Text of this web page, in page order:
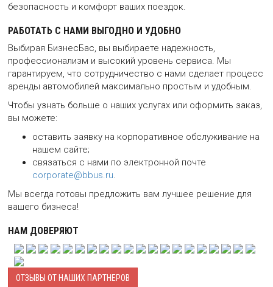
безопасность и комфорт ваших поездок.
РАБОТАТЬ С НАМИ ВЫГОДНО И УДОБНО
Выбирая БизнесБас, вы выбираете надежность,
профессионализм и высокий уровень сервиса. Мы
гарантируем, что сотрудничество с нами сделает процесс
аренды автомобилей максимально простым и удобным.
Чтобы узнать больше о наших услугах или оформить заказ,
вы можете:
оставить заявку на корпоративное обслуживание на
нашем сайте;
связаться с нами по электронной почте
corporate@bbus.ru
Мы всегда готовы предложить вам лучшее решение для
вашего бизнеса!
НАМ ДОВЕРЯЮТ
ОТЗЫВЫ ОТ НАШИХ ПАРТНЕРОВ